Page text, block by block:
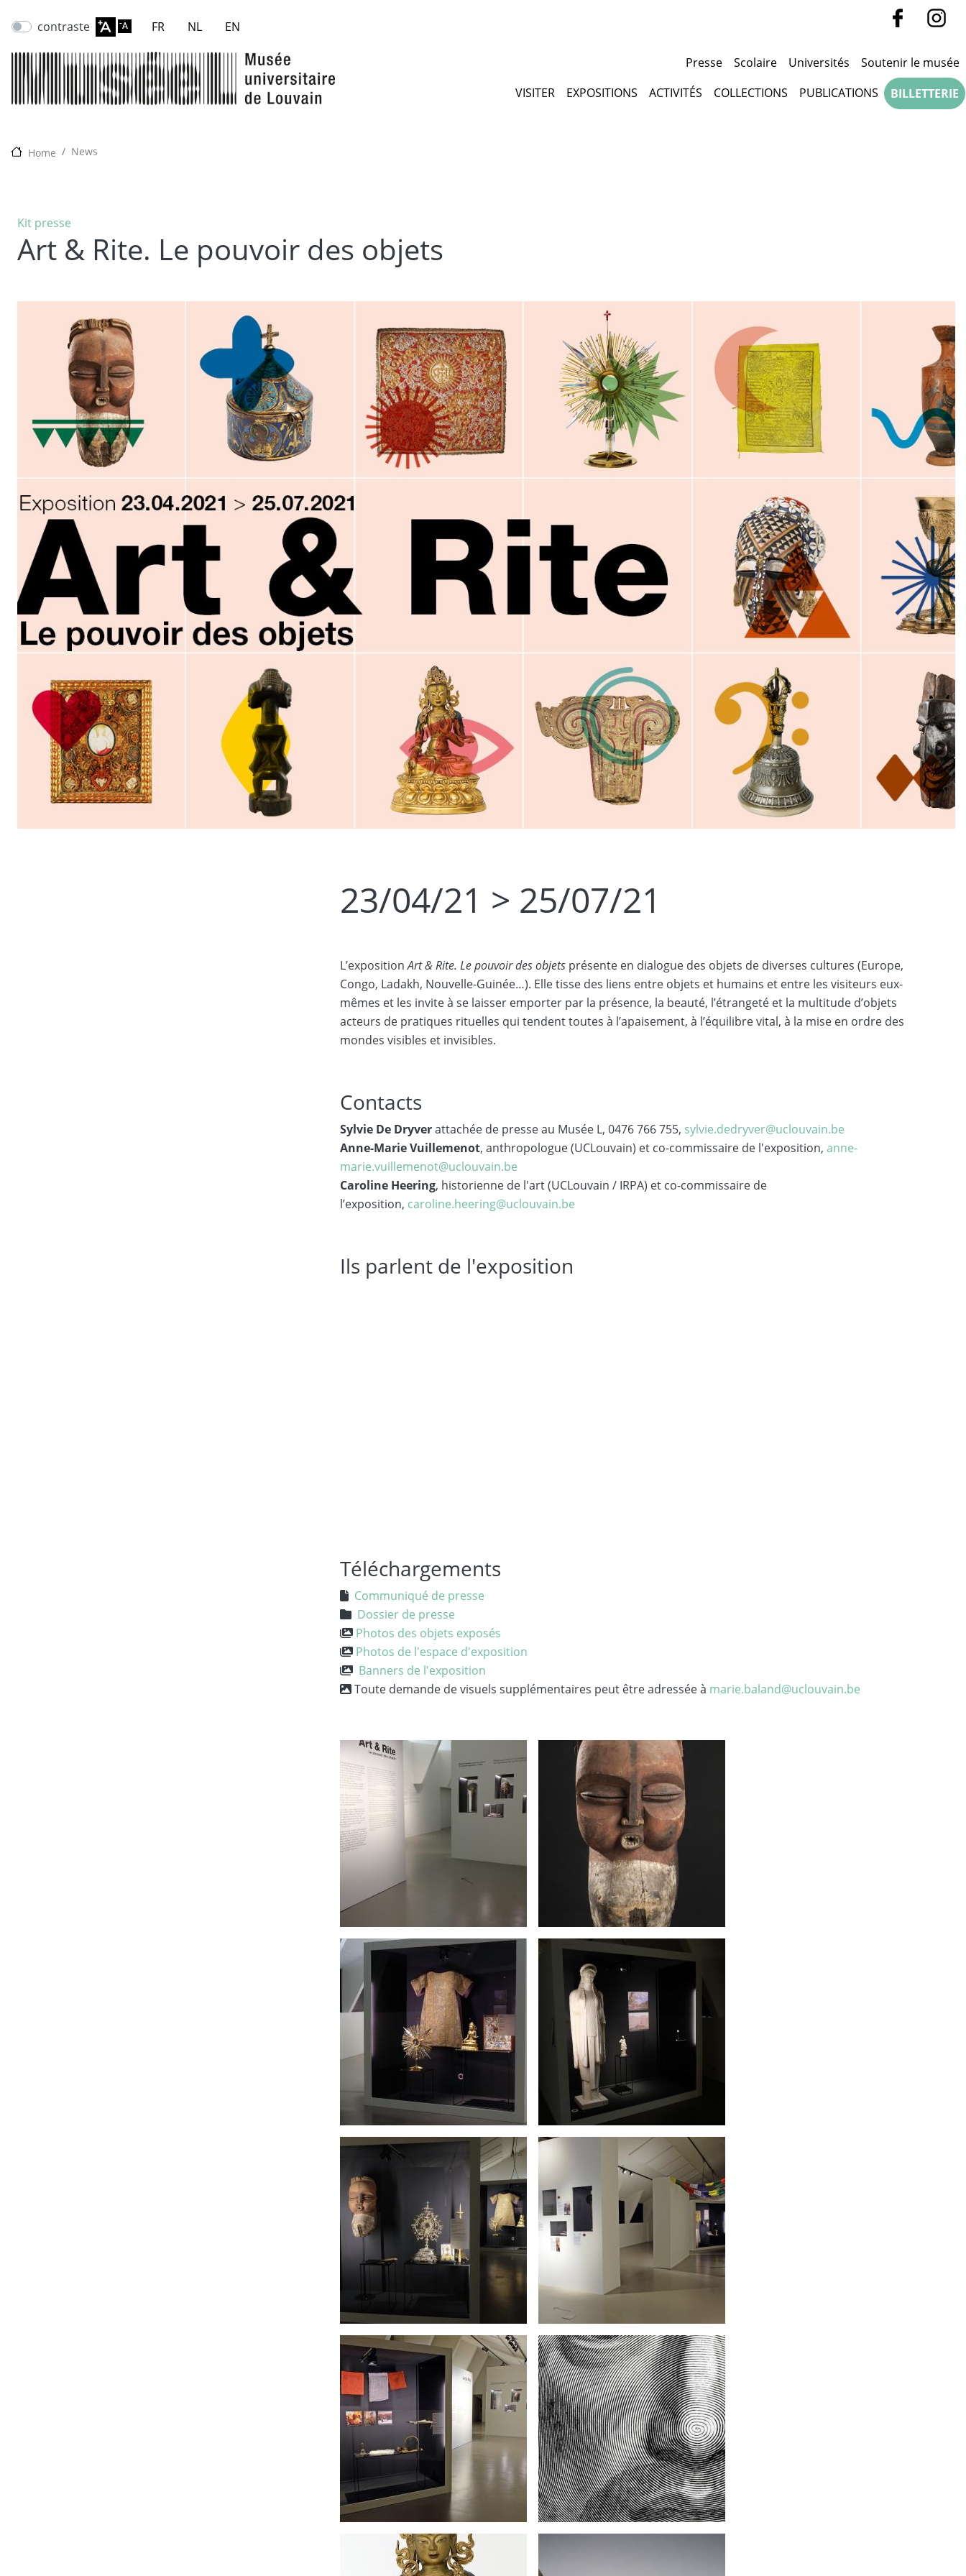
contraste FR NL EN
Presse Scolaire Universités Soutenir le musée
Maimenu
VISITER EXPOSITIONS ACTIVITÉS COLLECTIONS PUBLICATIONS BILLETTERIE
Home News
Kit presse
Art & Rite. Le pouvoir des objets
23/04/21 > 25/07/21
L’expositionArt & Rite. Le pouvoir des objetsprésente en dialogue des objets de diverses cultures (Europe,
Congo, Ladakh, Nouvelle-Guinée…). Elle tisse des liens entre objets et humains et entre les visiteurs eux-
mêmes et les invite à se laisser emporter par la présence, la beauté, l’étrangeté et la multitude d’objets
acteurs de pratiques rituelles qui tendent toutes à l’apaisement, à l’équilibre vital, à la mise en ordre des
mondes visibles et invisibles.
Contacts
Sylvie De Dryverattachée de presse au Musée L, 0476 766 755, sylvie.dedryver@uclouvain.be
Anne-Marie Vuillemenot, anthropologue (UCLouvain) et co-commissaire de l'exposition, anne-
marie.vuillemenot@uclouvain.be
Caroline Heering, historienne de l'art (UCLouvain / IRPA) et co-commissaire de
l’exposition, caroline.heering@uclouvain.be
Ils parlent de l'exposition
Téléchargements
Communiqué de presse
Dossier de presse
Photos des objets exposés
Photos de l'espace d'exposition
Banners de l'exposition
Toute demande de visuels supplémentaires peut être adressée à marie.baland@uclouvain.be
Image
Image Image
Image Image
Image Image